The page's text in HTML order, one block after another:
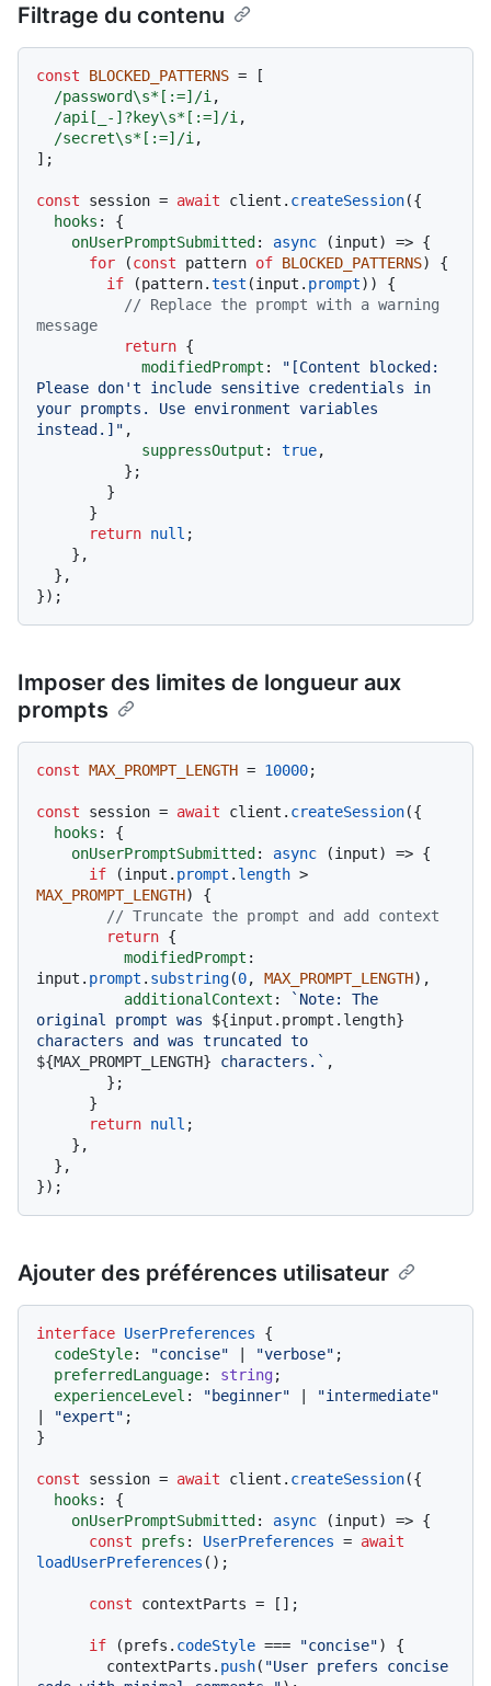
Filtrage du contenu
const BLOCKED_PATTERNS = [
/password\s*[:=]/i ,
/api[_-]?key\s*[:=]/i ,
/secret\s*[:=]/i ,
];
const session = await client. createSession({
hooks : {
onUserPromptSubmitted : async (input) => {
for (const pattern of BLOCKED_PATTERNS) {
if (pattern.test (input. prompt)) {
// Replace the prompt with a warning
message
return {
modifiedPrompt :
"[Content blocked:
Please don't include sensitive credentials in
your prompts. Use environment variables
instead.]" ,
suppressOutput : true,
return null ;
Imposer des limites de longueur aux
prompts
const MAX_PROMPT_LENGTH = 10000;
const session = await client. createSession({
hooks : {
onUserPromptSubmitted : async (input) => {
if (input. prompt . length
MAX_PROMPT_LENGTH) {
// Truncate the prompt and add context
return {
modifiedPrompt :
input. prompt . substring(0, MAX_PROMPT_LENGTH),
additionalContext :
`Note: The
original prompt was ${input.prompt.length}
${MAX_PROMPT_LENGTH} characters.` ,
return null ;
Ajouter des préférences utilisateur
interface UserPreferences {
codeStyle: "concise" "verbose" ;
preferredLanguage: string;
experienceLevel : "beginner"
"intermediate"
"expert" ;
}
const session = await client. createSession({
hooks : {
onUserPromptSubmitted : async (input) => {
const
prefs : UserPreferences = await
loadUserPreferences ();
const contextParts = [];
if (prefs. codeStyle === "concise") {
        contextParts.
push( "User prefers concise